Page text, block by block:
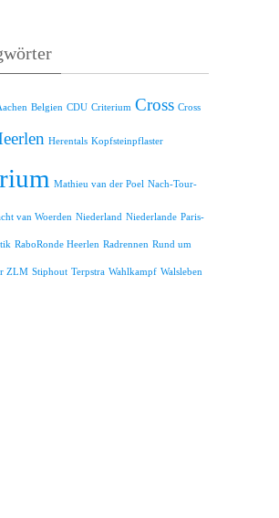
Belgien CDU Criterium Cross Cross
Herentals Kopfsteinpflaster
Mathieu van der Poel Nach-Tour-
van Woerden Niederland Niederlande Paris-
RaboRonde Heerlen Radrennen Rund um
ZLM Stiphout Terpstra Wahlkampf Walsleben